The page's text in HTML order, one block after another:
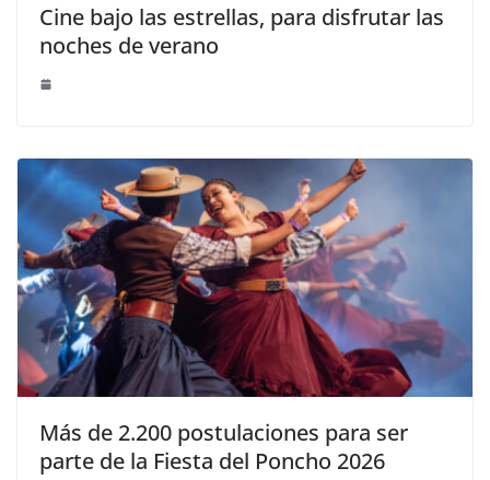
Cine bajo las estrellas, para disfrutar las
noches de verano
Más de 2.200 postulaciones para ser
parte de la Fiesta del Poncho 2026